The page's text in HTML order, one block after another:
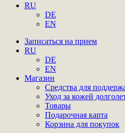
RU
DE
EN
Записаться на прием
RU
DE
EN
Магазин
Средства для
Уход за кожей
Товары
Подарочная карта
Корзина для покупок